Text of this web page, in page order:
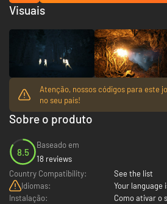
Atenção, nossos códigos para este
no seu país!
Sobre o produto
8.5
Baseado em
18 reviews
Country Compatibility:
See the list
Idiomas:
Your language
Instalação:
Como ativar o
Visuais